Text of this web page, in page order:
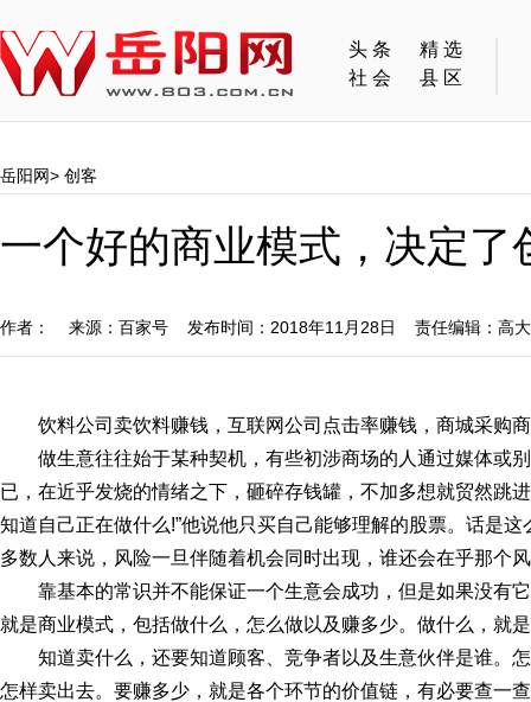
头条
精选
社会
县区
岳阳网> 创客
一个好的商业模式，决定了
作者： 来源：百家号 发布时间：2018年11月28日 责任编辑：高
饮料公司卖饮料赚钱，互联网公司点击率赚钱，商城采购
做生意往往始于某种契机，有些初涉商场的人通过媒体或
已，在近乎发烧的情绪之下，砸碎存钱罐，不加多想就贸然跳
知道自己正在做什么!”他说他只买自己能够理解的股票。话是
多数人来说，风险一旦伴随着机会同时出现，谁还会在乎那个
靠基本的常识并不能保证一个生意会成功，但是如果没有
就是商业模式，包括做什么，怎么做以及赚多少。做什么，就
知道卖什么，还要知道顾客、竞争者以及生意伙伴是谁。
怎样卖出去。要赚多少，就是各个环节的价值链，有必要查一